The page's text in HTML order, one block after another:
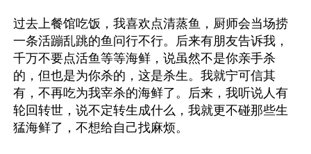
过去上餐馆吃饭，我喜欢点清蒸鱼，厨师会当场捞
一条活蹦乱跳的鱼问行不行。后来有朋友告诉我，
千万不要点活鱼等等海鲜，说虽然不是你亲手杀
的，但也是为你杀的，这是杀生。我就宁可信其
有，不再吃为我宰杀的海鲜了。后来，我听说人有
轮回转世，说不定转生成什么，我就更不碰那些生
猛海鲜了，不想给自己找麻烦。